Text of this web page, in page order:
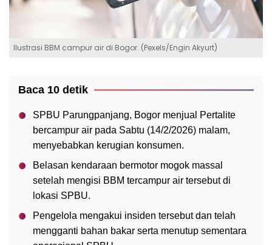
Ilustrasi BBM campur air di Bogor. (Pexels/Engin Akyurt)
Baca 10 detik
SPBU Parungpanjang, Bogor menjual Pertalite
bercampur air pada Sabtu (14/2/2026) malam,
menyebabkan kerugian konsumen.
Belasan kendaraan bermotor mogok massal
setelah mengisi BBM tercampur air tersebut di
lokasi SPBU.
Pengelola mengakui insiden tersebut dan telah
mengganti bahan bakar serta menutup sementara